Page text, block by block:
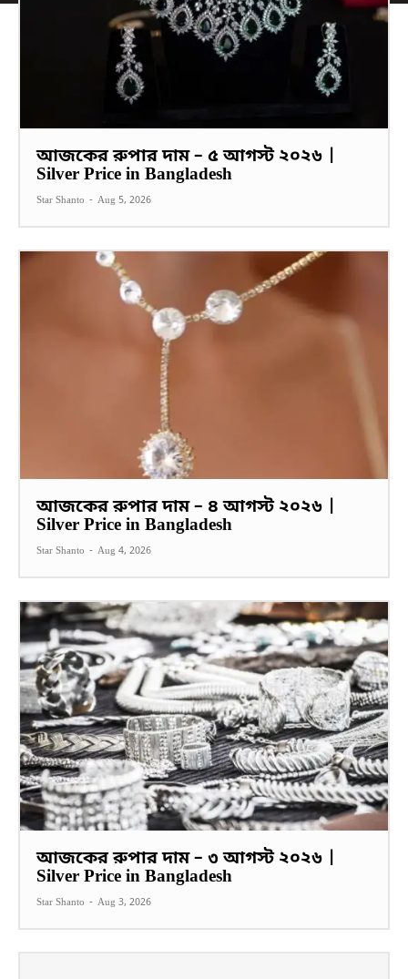
আজকের রুপার দাম – ৫ আগস্ট ২০২৬ |
Silver Price in Bangladesh
Star Shanto - Aug 5, 2026
আজকের রুপার দাম – ৪ আগস্ট ২০২৬ |
Silver Price in Bangladesh
Star Shanto - Aug 4, 2026
আজকের রুপার দাম – ৩ আগস্ট ২০২৬ |
Silver Price in Bangladesh
Star Shanto - Aug 3, 2026